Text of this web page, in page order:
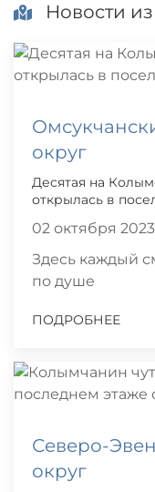
Новости
округ
Десятая на
открылась в
02 октября
Здесь каждый
по душе
ПОДРОБНЕЕ
Северо-
округ